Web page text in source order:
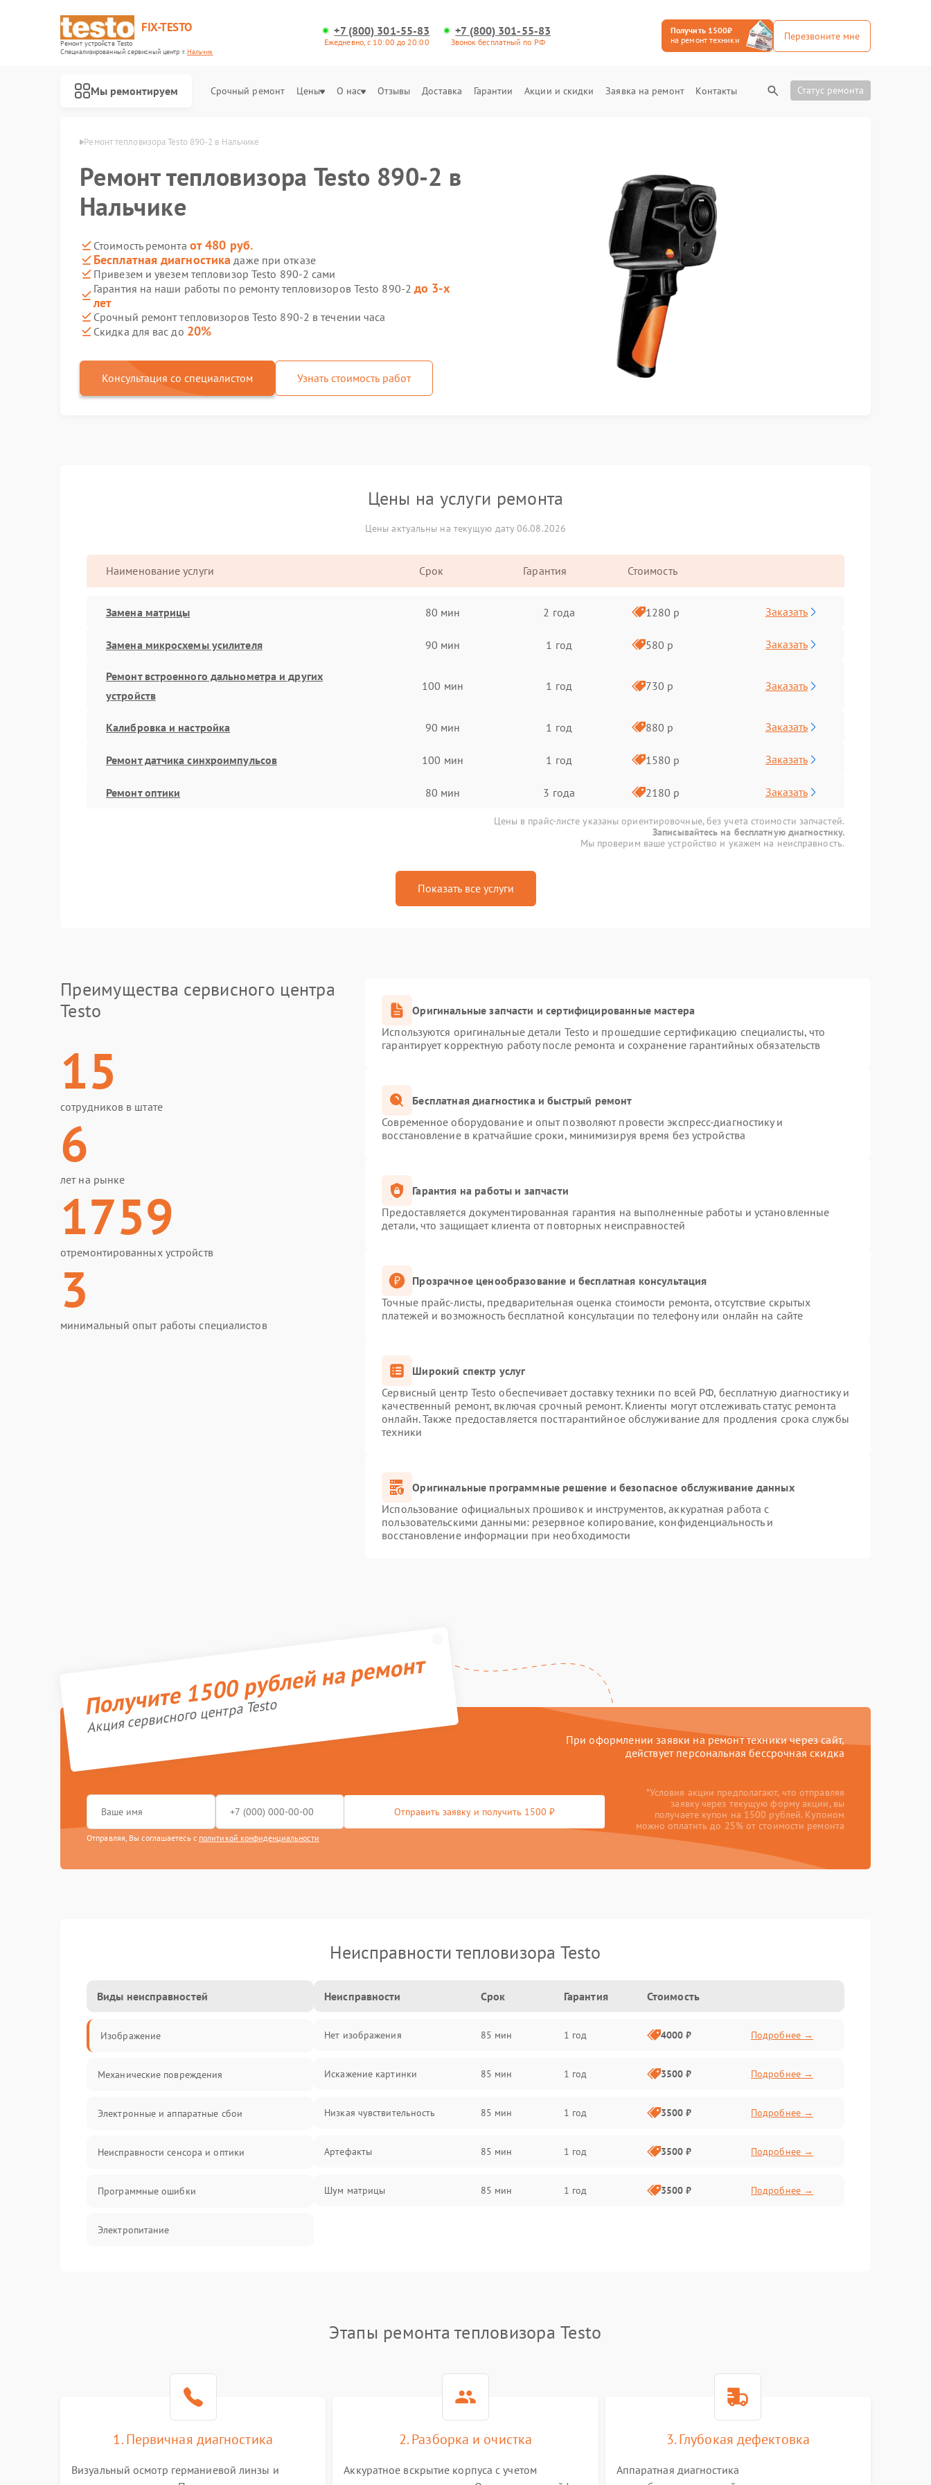
FIX-TESTO
Ремонт устройств Testo
Специализированный cервисный центр г.Нальчик
+7 (800) 301-55-83
Ежедневно, с 10:00 до 20:00
+7 (800) 301-55-83
Звонок бесплатный по РФ
Получить 1500₽
на ремонт техники
Перезвоните мне
Мы ремонтируем Срочный ремонт Цены О нас Отзывы Доставка Гарантии Акции и скидки Заявка на ремонт Контакты Статус ремонта
Testo в Нальчике Ремонт тепловизора Testo 890-2 в Нальчике
Ремонт тепловизора Testo 890-2 в
Нальчике
Стоимость ремонта от 480 руб.
Бесплатная диагностика даже при отказе
Привезем и увезем тепловизор Testo 890-2 сами
Гарантия на наши работы по ремонту тепловизоров Testo 890-2 до 3-х
лет
Срочный ремонт тепловизоров Testo 890-2 в течении часа
Скидка для вас до 20%
Консультация со специалистом Узнать стоимость работ
Цены на услуги ремонта
Цены актуальны на текущую дату 06.08.2026
Наименование услуги Срок Гарантия Стоимость
Замена матрицы 80 мин 2 года 1280 р Заказать
Замена микросхемы усилителя 90 мин 1 год 580 р Заказать
Ремонт встроенного дальнометра и других
устройств
100 мин 1 год 730 р Заказать
Калибровка и настройка 90 мин 1 год 880 р Заказать
Ремонт датчика синхроимпульсов 100 мин 1 год 1580 р Заказать
Ремонт оптики 80 мин 3 года 2180 р Заказать
Цены в прайс-листе указаны ориентировочные, без учета стоимости запчастей.
Записывайтесь на бесплатную диагностику.
Мы проверим ваше устройство и укажем на неисправность.
Показать все услуги
Преимущества сервисного центра
Testo
15
сотрудников в штате
6
лет на рынке
1759
отремонтированных устройств
3
минимальный опыт работы специалистов
Оригинальные запчасти и сертифицированные мастера
Используются оригинальные детали Testo и прошедшие сертификацию специалисты, что
гарантирует корректную работу после ремонта и сохранение гарантийных обязательств
Бесплатная диагностика и быстрый ремонт
Современное оборудование и опыт позволяют провести экспресс-диагностику и
восстановление в кратчайшие сроки, минимизируя время без устройства
Гарантия на работы и запчасти
Предоставляется документированная гарантия на выполненные работы и установленные
детали, что защищает клиента от повторных неисправностей
Прозрачное ценообразование и бесплатная консультация
Точные прайс-листы, предварительная оценка стоимости ремонта, отсутствие скрытых
платежей и возможность бесплатной консультации по телефону или онлайн на сайте
Широкий спектр услуг
Сервисный центр Testo обеспечивает доставку техники по всей РФ, бесплатную диагностику и
качественный ремонт, включая срочный ремонт. Клиенты могут отслеживать статус ремонта
онлайн. Также предоставляется постгарантийное обслуживание для продления срока службы
техники
Оригинальные программные решение и безопасное обслуживание данных
Использование официальных прошивок и инструментов, аккуратная работа с
пользовательскими данными: резервное копирование, конфиденциальность и
восстановление информации при необходимости
Получите 1500 рублей на ремонт
Акция сервисного центра Testo
При оформлении заявки на ремонт техники через сайт,
действует персональная бессрочная скидка
Отправить заявку и получить 1500 ₽
Отправляя, Вы соглашаетесь с политикой конфиденциальности
*Условия акции предполагают, что отправляя
заявку через текущую форму акции, вы
получаете купон на 1500 рублей. Купоном
можно оплатить до 25% от стоимости ремонта
Неисправности тепловизора Testo
Виды неисправностей
Изображение
Механические повреждения
Электронные и аппаратные сбои
Неисправности сенсора и оптики
Программные ошибки
Электропитание
Температурные проблемы
Сбои коммуникаций и интерфейсов
Неисправности Срок Гарантия Стоимость
Нет изображения 85 мин 1 год 4000 ₽ Подробнее →
Искажение картинки 85 мин 1 год 3500 ₽ Подробнее →
Низкая чувствительность 85 мин 1 год 3500 ₽ Подробнее →
Артефакты 85 мин 1 год 3500 ₽ Подробнее →
Шум матрицы 85 мин 1 год 3500 ₽ Подробнее →
Этапы ремонта тепловизора Testo
1. Первичная диагностика
Визуальный осмотр германиевой линзы и
2. Разборка и очистка
Аккуратное вскрытие корпуса с учетом
3. Глубокая дефектовка
Аппаратная диагностика